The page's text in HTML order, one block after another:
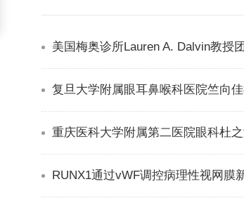
美国梅奥诊所Lauren A. Dalvin教授
重庆医科大学附属第二医院眼科杜
RUNX1通过vWF调控病理性视网膜